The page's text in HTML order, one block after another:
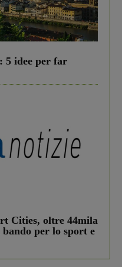
5 idee per far
Cities, oltre 44mila
per lo sport e